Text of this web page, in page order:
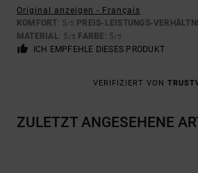
Original anzeigen - Français
KOMFORT: 5/5 PREIS-LEISTUNGS-
MATERIAL: 5 /5 FARBE : 5/5
ICH EMPFEHLE DIESES PRODUKT
VERIFIZIERT VON
ZULETZT ANGESEHENE